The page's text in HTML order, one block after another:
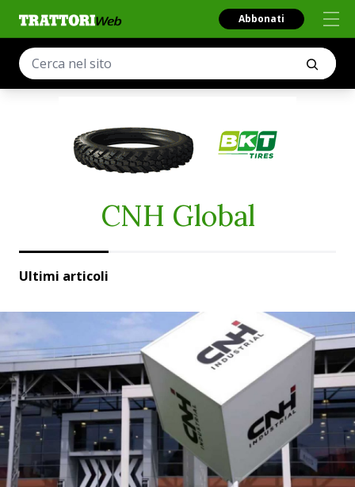
Abbonati
CNH Global
Ultimi articoli